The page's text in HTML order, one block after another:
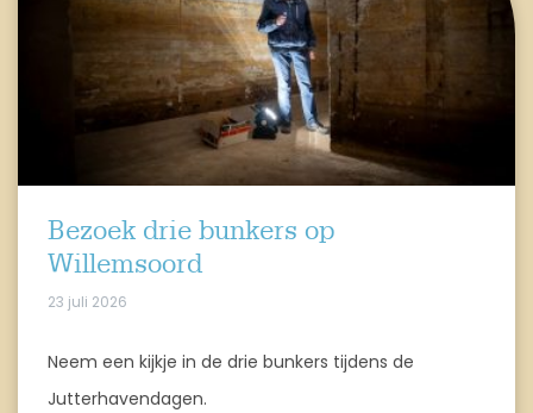
Bezoek drie bunkers op
Willemsoord
23 juli 2026
Neem een kijkje in de drie bunkers tijdens de
Jutterhavendagen.